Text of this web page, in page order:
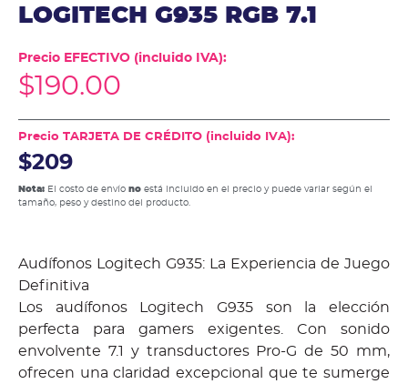
LOGITECH G935 RGB 7.1
Precio EFECTIVO (incluido IVA):
$190.00
Precio TARJETA DE CRÉDITO (incluido IVA):
$209
Nota: El costo de envío no está incluido en el precio y puede variar según el
tamaño, peso y destino del producto.
Audífonos Logitech G935: La Experiencia de Juego
Definitiva
Los audífonos Logitech G935 son la elección
perfecta para gamers exigentes. Con sonido
envolvente 7.1 y transductores Pro-G de 50 mm,
ofrecen una claridad excepcional que te sumerge